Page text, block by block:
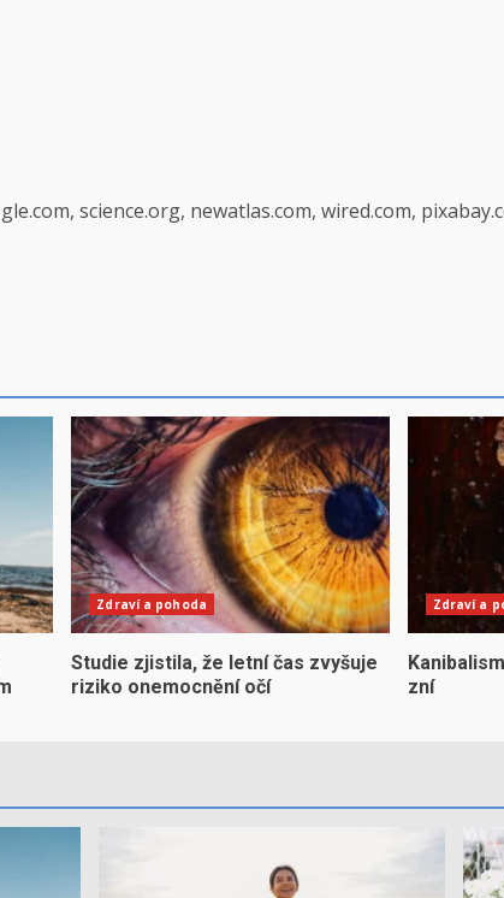
science.org, newatlas.com, wired.com,
Zdraví a pohoda
Studie zjistila, že letní čas zvyšuje
riziko onemocnění očí
Zdraví a
zní